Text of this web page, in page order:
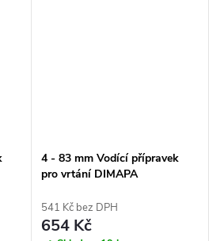
4 - 83 mm Vodící přípravek
pro vrtání DIMAPA
541 Kč bez DPH
654 Kč